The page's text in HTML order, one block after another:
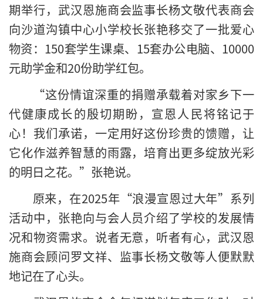
期举行，武汉恩施商会监事长杨文敬代表商会
向沙道沟镇中心小学校长张艳移交了一批爱心
物资：150套学生课桌、15套办公电脑、10000
元助学金和20份助学红包。
“这份情谊深重的捐赠承载着对家乡下一
代健康成长的殷切期盼，宣恩人民将铭记于
心！我们承诺，一定用好这份珍贵的馈赠，让
它化作滋养智慧的雨露，培育出更多绽放光彩
的明日之花。”张艳说。
原来，在2025年“浪漫宣恩过大年”系列
活动中，张艳向与会人员介绍了学校的发展情
况和物资需求。说者无意，听者有心，武汉恩
施商会顾问罗文祥、监事长杨文敬等人便默默
地记在了心头。